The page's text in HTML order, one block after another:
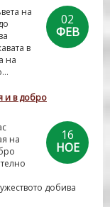
02
ФЕВ
на
в
на
и в добро
16
НОЕ
на
добива